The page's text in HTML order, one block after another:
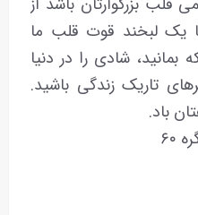
لبخند قوت قلب ما
شادی را در دنیا
تاریک زندگی باشید.
باد.